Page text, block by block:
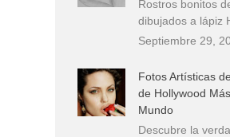
Rostros bonitos
dibujados a lápiz
Septiembre 29,
Fotos Artísticas
de Hollywood
Mundo
Descubre la